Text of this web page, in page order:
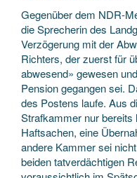
Gegenüber dem NDR-
die Sprecherin des
Verzögerung mit der
Richters, der zuerst für
abwesend» gewesen
Pension gegangen sei.
des Postens laufe. Aus
Strafkammer nur bereits
Haftsachen, eine
andere Kammer sei
beiden tatverdächtigen